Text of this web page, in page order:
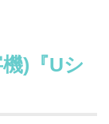
) 『Uシ